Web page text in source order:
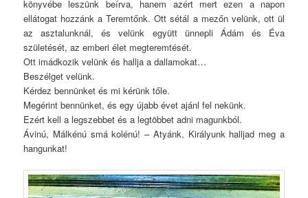
könyvébe leszünk beírva, hanem azért mert ezen a napon
ellátogat hozzánk a Teremtőnk. Ott sétál a mezőn velünk, ott ül
az asztalunknál, és velünk együtt ünnepli Ádám és Éva
születését, az emberi élet megteremtését.
Ott imádkozik velünk és hallja a dallamokat…
Beszélget velünk.
Kérdez bennünket és mi kérünk tőle.
Megérint bennünket, és egy újabb évet ajánl fel nekünk.
Ezért kell a legszebbet és a legtöbbet adni magunkból.
Ávinú, Málkénú smá kolénú! – Atyánk, Királyunk halljad meg a
hangunkat!